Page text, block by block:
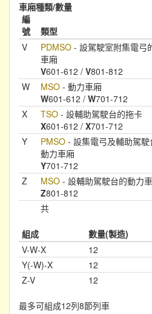
車廂種類/數量
編
號
類型
V
PDMSO - 設駕駛室附集電弓
車廂
V601-612 / V801-812
W MSO - 動力車廂
W601-612 / W701-712
X TSO - 設輔助駕駛台的拖卡
X601-612 / X701-712
Y PMSO - 設集電弓及輔助駕駛
動力車廂
Y701-712
Z MSO - 設輔助駕駛台的動力
Z801-812
共
組成 數量(製造)
V-W-X
12
Y(-W)-X
12
Z-V
12
最多可組成12列8節列車